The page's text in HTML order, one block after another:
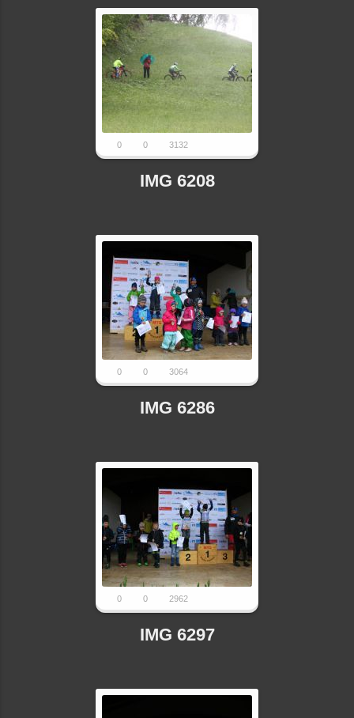
0 0 3132
IMG 6208
0 0 3064
IMG 6286
0 0 2962
IMG 6297